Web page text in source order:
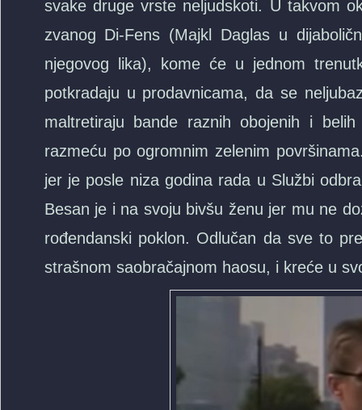
svake druge vrste neljudskoti. U takvom
zvanog Di-Fens (Majkl Daglas u
njegovog lika), kome će u jednom
potkradaju u prodavnicama, da se
maltretiraju bande raznih obojenih i
razmeću po ogromnim zelenim
jer je posle niza godina rada u Službi
Besan je i na svoju bivšu ženu jer mu ne
rođendanski poklon. Odlučan da sve to
strašnom saobračajnom haosu, i kreće u